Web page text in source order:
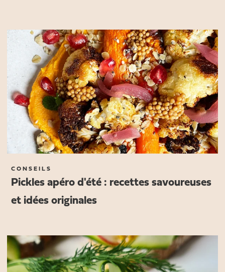
CONSEILS
Pickles apéro d'été : recettes savoureuses
et idées originales